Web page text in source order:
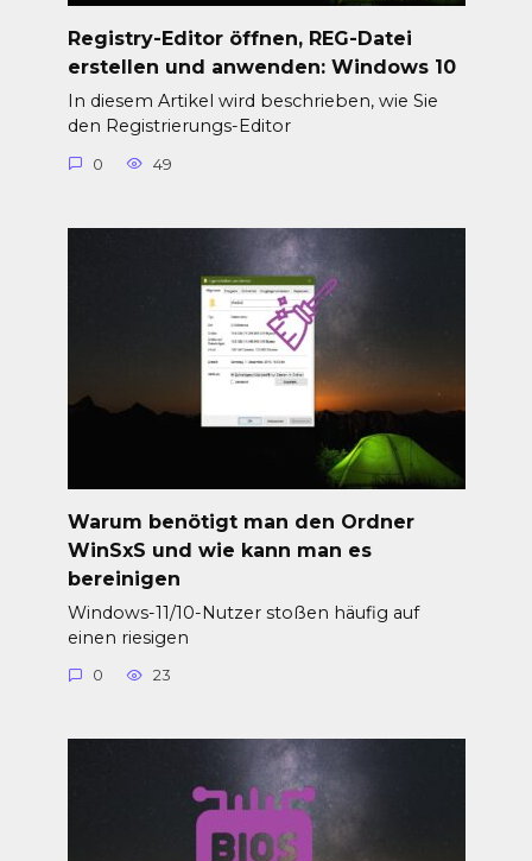
Registry-Editor öffnen, REG-Datei
erstellen und anwenden: Windows 10
In diesem Artikel wird beschrieben, wie Sie
den Registrierungs-Editor
0 49
Warum benötigt man den Ordner
WinSxS und wie kann man es
bereinigen
Windows-11/10-Nutzer stoßen häufig auf
einen riesigen
0 23